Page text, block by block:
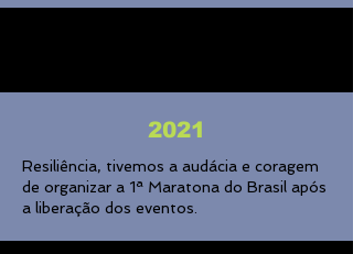
2021
Resiliência, tivemos a audácia e coragem
de organizar a 1ª Maratona do Brasil após
a liberação dos eventos.